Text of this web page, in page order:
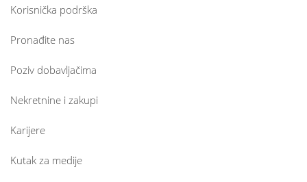
Korisnička podrška
Pronađite nas
Poziv dobavljačima
Nekretnine i zakupi
Karijere
Kutak za medije